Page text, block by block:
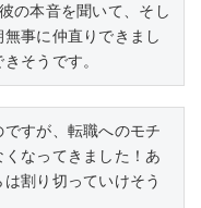
の本音を聞いて、そし
事に仲直りできまし
そうです。
すが、転職へのモチ
なってきました！あ
割り切っていけそう